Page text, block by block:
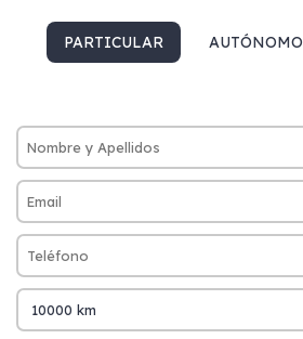
PARTICULAR AUTÓNOMO